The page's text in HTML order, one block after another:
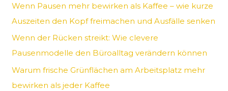
n
a
c
h
:
Wenn Pausen mehr bewirken als Kaffee – wie kurze
Auszeiten den Kopf freimachen und Ausfälle senken
Wenn der Rücken streikt: Wie clevere
Pausenmodelle den Büroalltag verändern können
Warum frische Grünflächen am Arbeitsplatz mehr
bewirken als jeder Kaffee